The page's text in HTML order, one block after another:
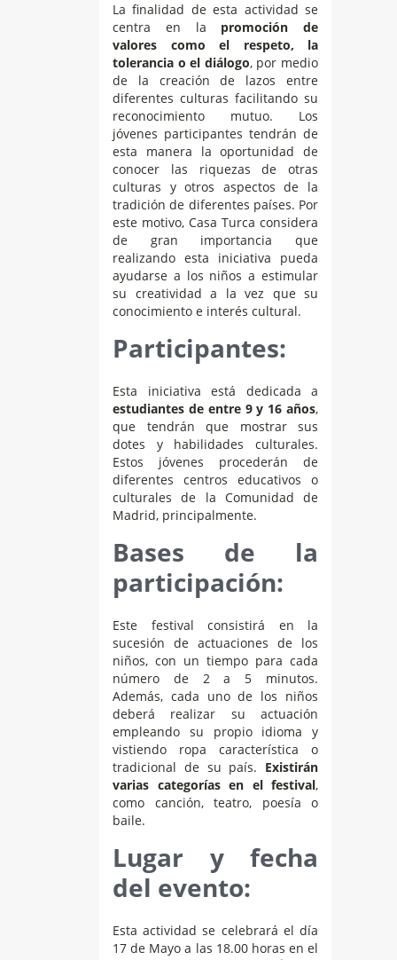
La finalidad de esta actividad se
centra en la promoción de
valores como el respeto, la
tolerancia o el diálogo, por medio
de la creación de lazos entre
diferentes culturas facilitando su
reconocimiento mutuo. Los
jóvenes participantes tendrán de
esta manera la oportunidad de
conocer las riquezas de otras
culturas y otros aspectos de la
tradición de diferentes países. Por
este motivo, Casa Turca considera
de gran importancia que
realizando esta iniciativa pueda
ayudarse a los niños a estimular
su creatividad a la vez que su
conocimiento e interés cultural.
Participantes:
Esta iniciativa está dedicada a
estudiantes de entre 9 y 16 años,
que tendrán que mostrar sus
dotes y habilidades culturales.
Estos jóvenes procederán de
diferentes centros educativos o
culturales de la Comunidad de
Madrid, principalmente.
Bases de la
participación:
Este festival consistirá en la
sucesión de actuaciones de los
niños, con un tiempo para cada
número de 2 a 5 minutos.
Además, cada uno de los niños
deberá realizar su actuación
empleando su propio idioma y
vistiendo ropa característica o
tradicional de su país. Existirán
varias categorías en el festival,
como canción, teatro, poesía o
baile.
Lugar y fecha
del evento:
Esta actividad se celebrará el día
17 de Mayo a las 18.00 horas en el